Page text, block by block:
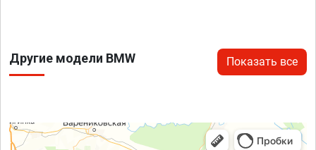
Другие модели BMW Показать все